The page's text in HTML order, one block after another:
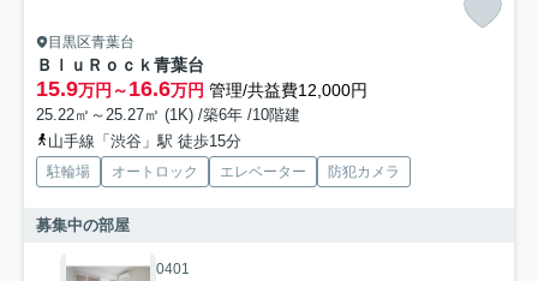
目黒区青葉台
ＢｌｕＲｏｃｋ青葉台
15.9万円～16.6万円 管理/共益費12,000円
25.22㎡～25.27㎡ (1K) /築6年 /10階建
山手線「渋谷」駅 徒歩15分
駐輪場 オートロック エレベーター 防犯カメラ
募集中の部屋
0401